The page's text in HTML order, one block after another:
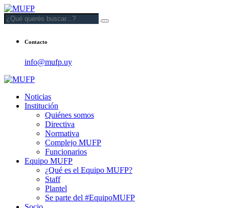
Contacto
info@mufp.uy
Noticias
Institución
Quiénes somos
Directiva
Normativa
Complejo MUFP
Funcionarios
Equipo MUFP
¿Qué es el Equipo MUFP?
Staff
Plantel
Se parte del #EquipoMUFP